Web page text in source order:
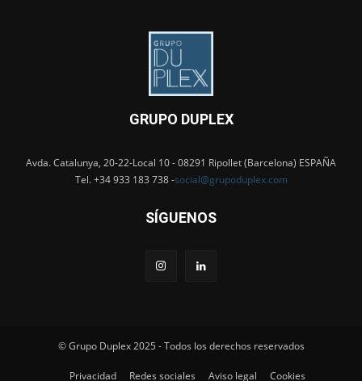
GRUPO DUPLEX
Avda. Catalunya, 20-22-Local 10 - 08291 Ripollet (Barcelona) ESPAÑA
Tel. +34 933 183 738 -social@grupoduplex.com
SÍGUENOS
© Grupo Duplex 2025 - Todos los derechos reservados
Privacidad Redes sociales Aviso legal Cookies